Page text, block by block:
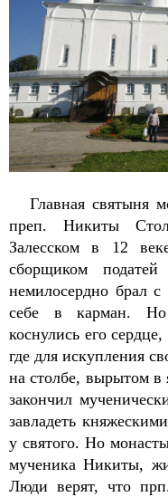
Главная святыня
преп. Никиты
Залесском в 12
сборщиком
немилосердно брал
себе в карман. Но
коснулись его
где для искупления
на столбе, вырытом
закончил
завладеть
у святого. Но
мученика Никиты,
Люди верят, что